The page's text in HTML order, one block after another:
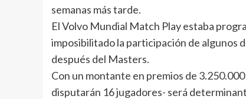
semanas más tarde.
El Volvo Mundial Match Play estaba
imposibilitado la participación de algunos
después del Masters.
Con un montante en premios de
disputarán 16 jugadores- será